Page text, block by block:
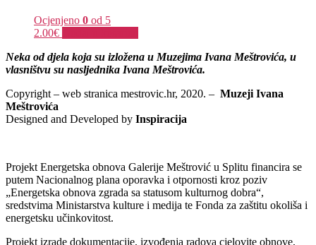
Ocjenjeno 0 od 5
2.00€
Neka od djela koja su izložena u Muzejima Ivana Meštrovića, u
vlasništvu su nasljednika Ivana Meštrovića.
Copyright – web stranica mestrovic.hr, 2020. – Muzeji Ivana
Meštrovića
Designed and Developed by Inspiracija
Projekt Energetska obnova Galerije Meštrović u Splitu financira se
putem Nacionalnog plana oporavka i otpornosti kroz poziv
„Energetska obnova zgrada sa statusom kulturnog dobra“,
sredstvima Ministarstva kulture i medija te Fonda za zaštitu okoliša i
energetsku učinkovitost.
Projekt izrade dokumentacije, izvođenja radova cjelovite obnove,